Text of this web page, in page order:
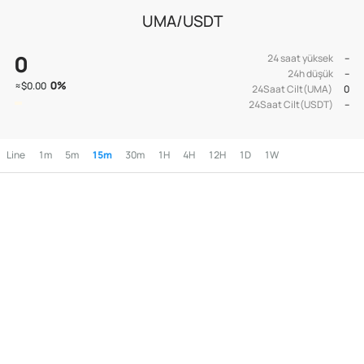
UMA/USDT
0
≈$0.00 0%
24 saat yüksek
--
24h düşük
--
24Saat Cilt(UMA)
0
24Saat Cilt(USDT)
--
Line 1m 5m 15m 30m 1H 4H 12H 1D 1W